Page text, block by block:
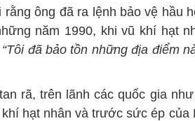
ông đã ra lệnh bảo vệ hầu
năm 1990, khi vũ khí hạt
“Tôi đã bảo tồn những địa điểm
rã, trên lãnh các quốc gia
hạt nhân và trước sức ép của